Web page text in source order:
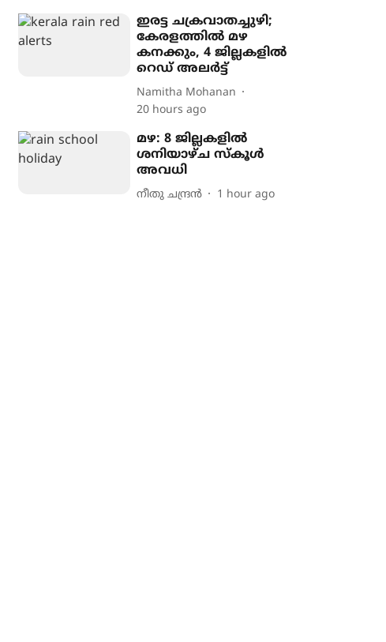
ഇരട്ട ചക്രവാതച്ചുഴി;
കേരളത്തിൽ മഴ
കനക്കും, 4 ജില്ലകളിൽ
റെഡ് അലർട്ട്
Namitha Mohanan
20 hours ago
മഴ: 8 ജില്ലകളിൽ
ശനിയാഴ്ച സ്കൂൾ
അവധി
നീതു ചന്ദ്രൻ 1 hour ago